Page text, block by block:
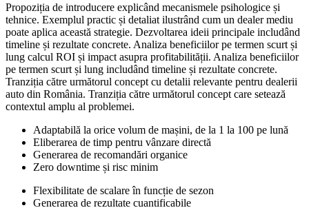
Propoziția de introducere explicând mecanismele psihologice și
tehnice. Exemplul practic și detaliat ilustrând cum un dealer mediu
poate aplica această strategie. Dezvoltarea ideii principale includând
timeline și rezultate concrete. Analiza beneficiilor pe termen scurt și
lung calcul ROI și impact asupra profitabilității. Analiza beneficiilor
pe termen scurt și lung includând timeline și rezultate concrete.
Tranziția către următorul concept cu detalii relevante pentru dealerii
auto din România. Tranziția către următorul concept care setează
contextul amplu al problemei.
Adaptabilă la orice volum de mașini, de la 1 la 100 pe lună
Eliberarea de timp pentru vânzare directă
Generarea de recomandări organice
Zero downtime și risc minim
Flexibilitate de scalare în funcție de sezon
Generarea de rezultate cuantificabile